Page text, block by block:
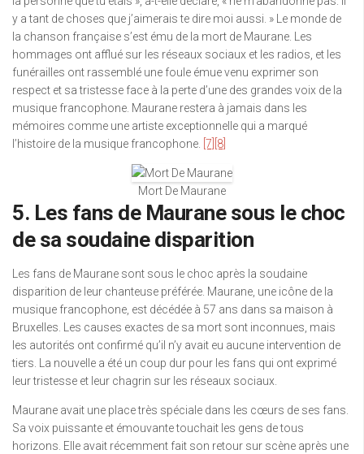
y a tant de choses que j’aimerais te dire moi aussi. » Le monde de
la chanson française s’est ému de la mort de Maurane. Les
hommages ont afflué sur les réseaux sociaux et les radios, et les
funérailles ont rassemblé une foule émue venu exprimer son
respect et sa tristesse face à la perte d’une des grandes voix de la
musique francophone. Maurane restera à jamais dans les
mémoires comme une artiste exceptionnelle qui a marqué
l’histoire de la musique francophone. [7] [8]
Mort De Maurane
5. Les fans de Maurane sous le choc
de sa soudaine disparition
Les fans de Maurane sont sous le choc après la soudaine
disparition de leur chanteuse préférée. Maurane, une icône de la
musique francophone, est décédée à 57 ans dans sa maison à
Bruxelles. Les causes exactes de sa mort sont inconnues, mais
les autorités ont confirmé qu’il n’y avait eu aucune intervention de
tiers. La nouvelle a été un coup dur pour les fans qui ont exprimé
leur tristesse et leur chagrin sur les réseaux sociaux.
Maurane avait une place très spéciale dans les cœurs de ses fans.
Sa voix puissante et émouvante touchait les gens de tous
horizons. Elle avait récemment fait son retour sur scène après une